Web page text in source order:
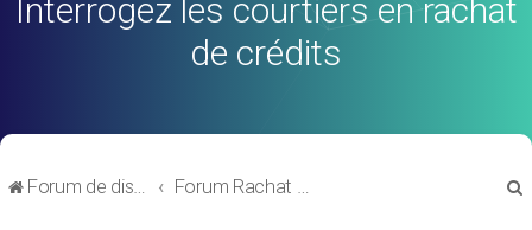
Interrogez les courtiers en rachat
de crédits
Forum de discussions sur le Regroupement de Crédits et le Rachat de Crédits Forum Rachat de Crédits